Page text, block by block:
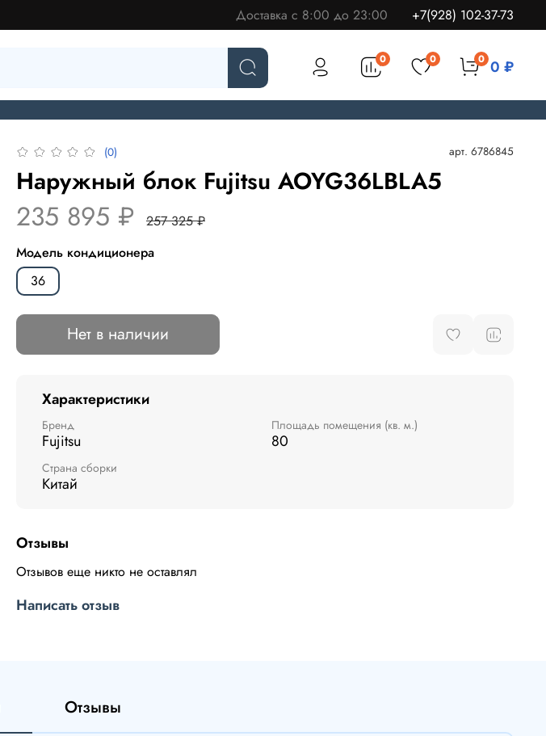
Доставка с 8:00 до 23:00 +7(928) 102-37-73
0 0 0 0 ₽
(0) арт. 6786845
Наружный блок Fujitsu AOYG36LBLA5
235 895 ₽
257 325 ₽
Модель кондиционера
36
Нет в наличии
Характеристики
Бренд
Fujitsu
Площадь помещения (кв. м.)
80
Страна сборки
Китай
Отзывы
Отзывов еще никто не оставлял
Написать отзыв
Отзывы